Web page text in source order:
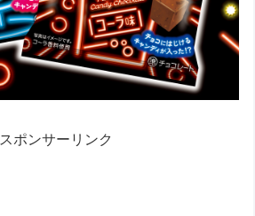
スポンサーリンク